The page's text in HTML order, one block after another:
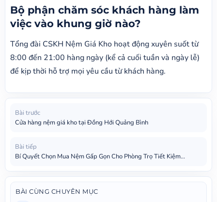
Bộ phận chăm sóc khách hàng làm
việc vào khung giờ nào?
Tổng đài CSKH Nệm Giá Kho hoạt động xuyên suốt từ
8:00 đến 21:00 hàng ngày (kể cả cuối tuần và ngày lễ)
để kịp thời hỗ trợ mọi yêu cầu từ khách hàng.
Bài trước
Cửa hàng nệm giá kho tại Đồng Hới Quảng Bình
Bài tiếp
Bí Quyết Chọn Mua Nệm Gấp Gọn Cho Phòng Trọ Tiết Kiệm...
BÀI CÙNG CHUYÊN MỤC